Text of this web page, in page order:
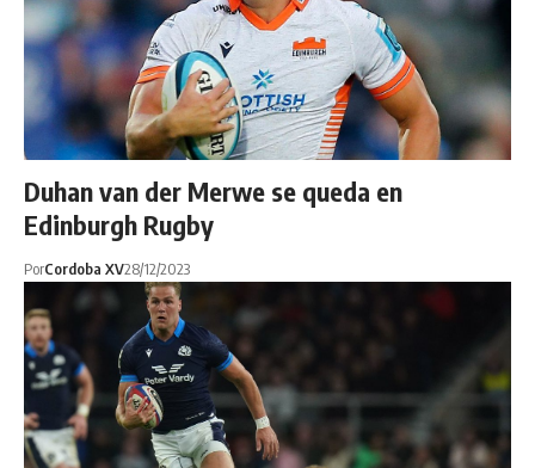
Duhan van der Merwe se queda en
Edinburgh Rugby
PorCordoba XV28/12/2023